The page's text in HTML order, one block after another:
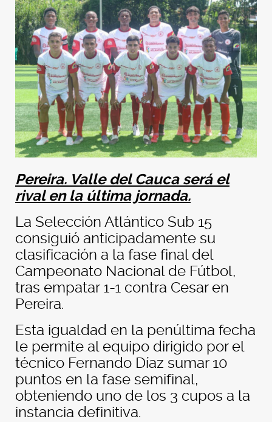
Pereira. Valle del Cauca será el
rival en la última jornada.
La Selección Atlántico Sub 15
consiguió anticipadamente su
clasificación a la fase final del
Campeonato Nacional de Fútbol,
tras empatar 1-1 contra Cesar en
Pereira.
Esta igualdad en la penúltima fecha
le permite al equipo dirigido por el
técnico Fernando Díaz sumar 10
puntos en la fase semifinal,
obteniendo uno de los 3 cupos a la
instancia definitiva.